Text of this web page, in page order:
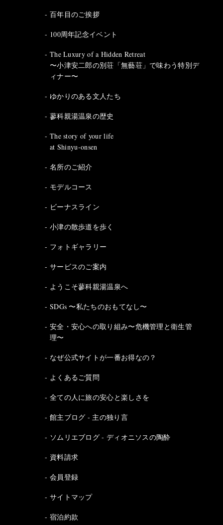
百年目のご挨拶
100周年記念イベント
The Luxury of a Hidden Retreat
〜小津安二郎の別荘「無藝荘」で味わう特別デ
ィナー〜
ゆかりのある文人たち
蓼科親湯温泉の歴史
The story of your life
at Shinyu-onsen
名所のご紹介
モデルコース
ビーナスライン
小津の散歩道を歩く
フォトギャラリー
サービスのご案内
ようこそ蓼科親湯温泉へ
SDGs 〜私たちのおもてなし〜
安全・安心への取り組み〜危機管理と衛生管
理〜
なぜ公式サイトが一番お得なの？
よくあるご質問
全ての人に旅の安心と楽しさを
館主ブログ - 主の独り言
ソムリエブログ - ディオニソスの陶酔
資料請求
会員登録
サイトマップ
宿泊約款